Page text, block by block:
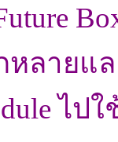
หลาย
ไป